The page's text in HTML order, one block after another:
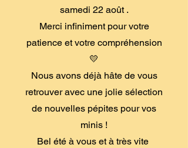
samedi 22 août .
Merci infiniment pour votre
patience et votre compréhension
💛
Nous avons déjà hâte de vous
retrouver avec une jolie sélection
de nouvelles pépites pour vos
minis !
Bel été à vous et à très vite